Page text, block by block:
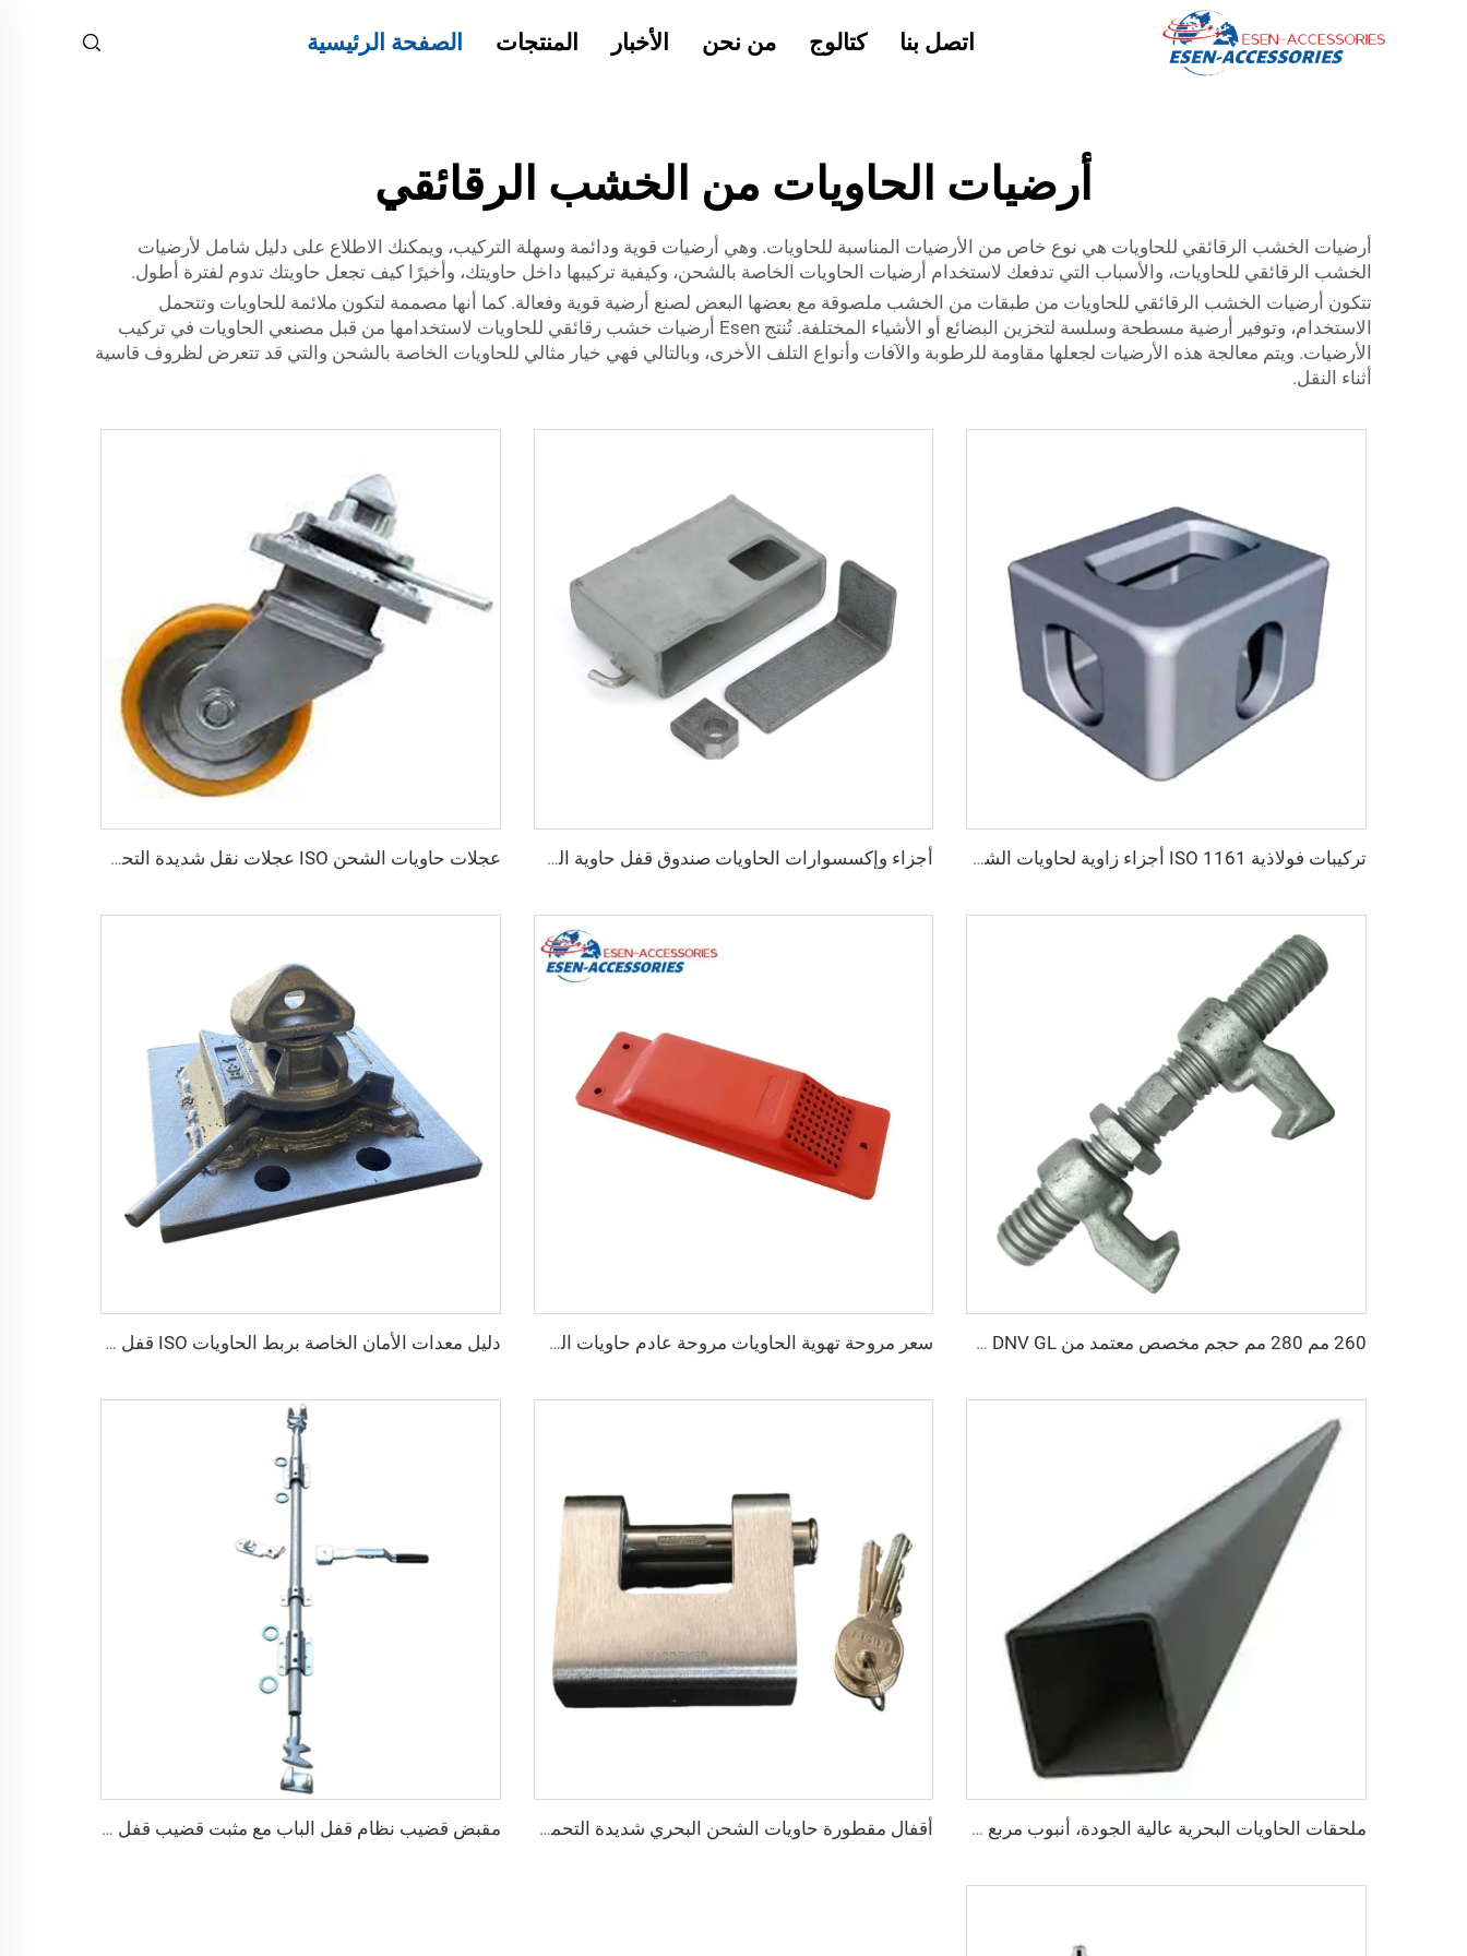
الصفحة الرئيسية المنتجات الأخبار من نحن كتالوج اتصل بنا
أرضيات الحاويات من الخشب الرقائقي
أرضيات الخشب الرقائقي للحاويات هي نوع خاص من الأرضيات المناسبة للحاويات. وهي أرضيات قوية ودائمة وسهلة التركيب، ويمكنك الاطلاع على دليل شامل لأرضيات
الخشب الرقائقي للحاويات، والأسباب التي تدفعك لاستخدام أرضيات الحاويات الخاصة بالشحن، وكيفية تركيبها داخل حاويتك، وأخيرًا كيف تجعل حاويتك تدوم لفترة أطول.
تتكون أرضيات الخشب الرقائقي للحاويات من طبقات من الخشب ملصوقة مع بعضها البعض لصنع أرضية قوية وفعالة. كما أنها مصممة لتكون ملائمة للحاويات وتتحمل
الاستخدام، وتوفير أرضية مسطحة وسلسة لتخزين البضائع أو الأشياء المختلفة. تُنتج Esen أرضيات خشب رقائقي للحاويات لاستخدامها من قبل مصنعي الحاويات في تركيب
الأرضيات. ويتم معالجة هذه الأرضيات لجعلها مقاومة للرطوبة والآفات وأنواع التلف الأخرى، وبالتالي فهي خيار مثالي للحاويات الخاصة بالشحن والتي قد تتعرض لظروف قاسية
أثناء النقل.
تركيبات فولاذية ISO 1161 أجزاء زاوية لحاويات الشحن تركيبات الحاويات قطع غيار الحاويات صب زوايا الحاويات الخاصة للبيع أجزاء وإكسسوارات الحاويات صندوق قفل حاوية الشحن للبيع عجلات حاويات الشحن ISO عجلات نقل شديدة التحمل بوزن 3 أطنان
260 مم 280 مم حجم مخصص معتمد من DNV GL مواد ربط حاوية شحن تركيب الجسر سعر مروحة تهوية الحاويات مروحة عادم حاويات الشحن دليل معدات الأمان الخاصة بربط الحاويات ISO قفل التواء داخلي قفل التواء ذيل السنونو
ملحقات الحاويات البحرية عالية الجودة، أنبوب مربع من الفولاذ، سكة جانبية علوية أقفال مقطورة حاويات الشحن البحري شديدة التحمل من Squire، أقفال أمان عالية الأمان، مقاس قفل للحاويات مقبض قضيب نظام قفل الباب مع مثبت قضيب قفل حاوية شحن البضائع الجافة